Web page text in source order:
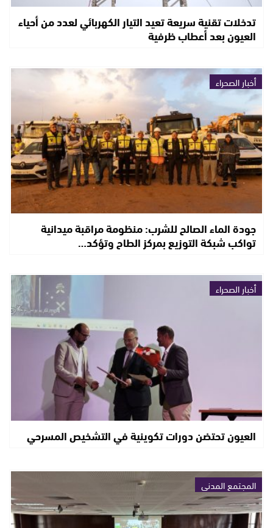
تدخلات تقنية سريعة تعيد التيار الكهربائي لعدد من أحياء
العيون بعد أعطاب ظرفية
أخبار الصحراء
جودة الماء الصالح للشرب: منظومة مراقبة ميدانية
تواكب شبكة التوزيع بمركز الطاح وتؤكد…
أخبار الصحراء
العيون تحتضن دورات تكوينية في التشخيص المسرحي
المجتمع المدني